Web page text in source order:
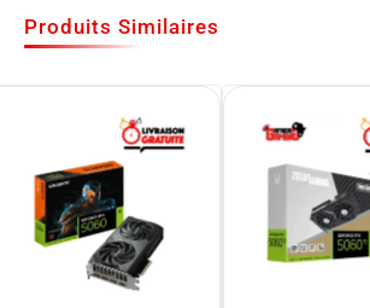
Produits Similaires